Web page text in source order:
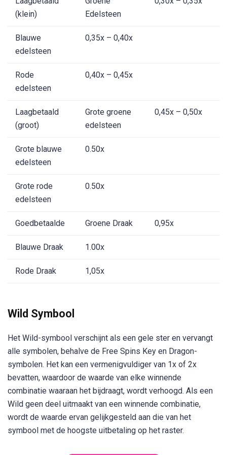
(klein)
Edelsteen
Blauwe
edelsteen
0,35x – 0,40x
Rode
edelsteen
0,40x – 0,45x
Laagbetaald
(groot)
Grote groene
edelsteen
0,45x – 0,50x
Grote blauwe
edelsteen
0.50x
Grote rode
edelsteen
0.50x
Goedbetaalde Groene Draak 0,95x
Blauwe Draak 1.00x
Rode Draak 1,05x
Wild Symbool
Het Wild-symbool verschijnt als een gele ster en vervangt
alle symbolen, behalve de Free Spins Key en Dragon-
symbolen. Het kan een vermenigvuldiger van 1x of 2x
bevatten, waardoor de waarde van elke winnende
combinatie waaraan het bijdraagt, wordt verhoogd. Als een
Wild geen deel uitmaakt van een winnende combinatie,
wordt de waarde ervan gelijkgesteld aan die van het
symbool met de hoogste uitbetaling op het raster.